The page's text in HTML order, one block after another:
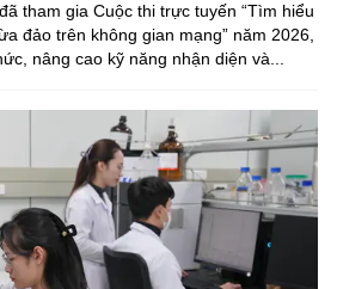
tham gia Cuộc thi trực tuyến “Tìm hiểu
đảo trên không gian mạng” năm 2026,
nâng cao kỹ năng nhận diện và...